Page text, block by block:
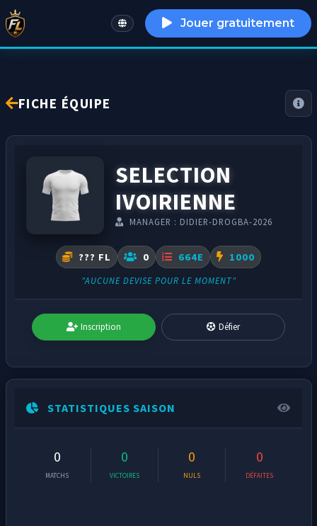
English Jouer gratuitement
FICHE ÉQUIPE
SELECTION
IVOIRIENNE
MANAGER : DIDIER-DROGBA-2026
??? FL 0 664E 1000
"AUCUNE DEVISE POUR LE MOMENT"
Inscription Défier
STATISTIQUES SAISON
0
MATCHS
0
VICTOIRES
0
NULS
0
DÉFAITES